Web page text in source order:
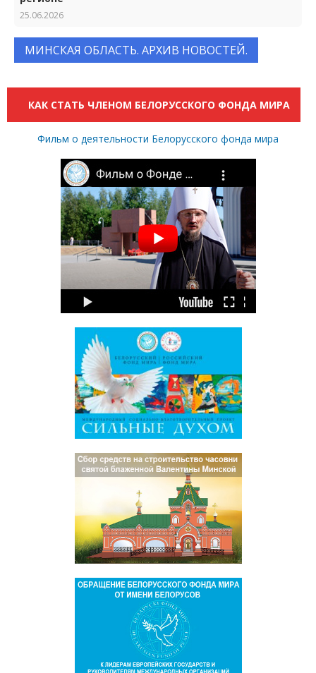
25.06.2026
МИНСКАЯ ОБЛАСТЬ. АРХИВ НОВОСТЕЙ.
КАК СТАТЬ ЧЛЕНОМ БЕЛОРУССКОГО ФОНДА МИРА
Фильм о деятельности Белорусского фонда мира